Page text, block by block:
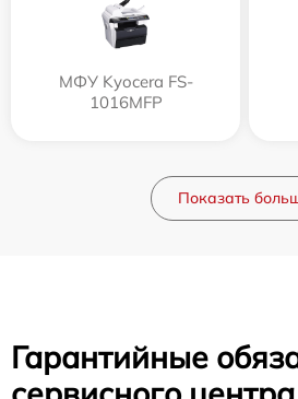
МФУ Kyocera FS-
1016MFP
Показать
Гарантийные